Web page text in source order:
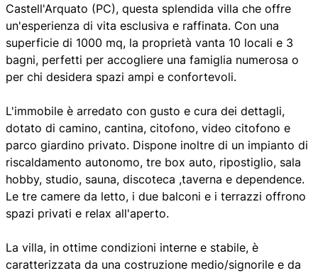
Castell'Arquato (PC), questa splendida villa che offre
un'esperienza di vita esclusiva e raffinata. Con una
superficie di 1000 mq, la proprietà vanta 10 locali e 3
bagni, perfetti per accogliere una famiglia numerosa o
per chi desidera spazi ampi e confortevoli.
L'immobile è arredato con gusto e cura dei dettagli,
dotato di camino, cantina, citofono, video citofono e
parco giardino privato. Dispone inoltre di un impianto di
riscaldamento autonomo, tre box auto, ripostiglio, sala
hobby, studio, sauna, discoteca ,taverna e dependence.
Le tre camere da letto, i due balconi e i terrazzi offrono
spazi privati e relax all'aperto.
La villa, in ottime condizioni interne e stabile, è
caratterizzata da una costruzione medio/signorile e da